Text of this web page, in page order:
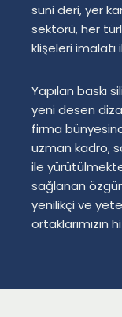
suni deri, yer
sektörü, her
klişeleri
Yapılan baskı
yeni desen
firma
uzman kadro,
ile
sağlanan
yenilikçi ve
ortaklarımızın